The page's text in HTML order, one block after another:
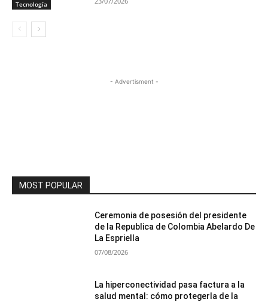
Tecnología
- Advertisment -
MOST POPULAR
Ceremonia de posesión del presidente
de la Republica de Colombia Abelardo De
La Espriella
07/08/2026
La hiperconectividad pasa factura a la
salud mental: cómo protegerla de la